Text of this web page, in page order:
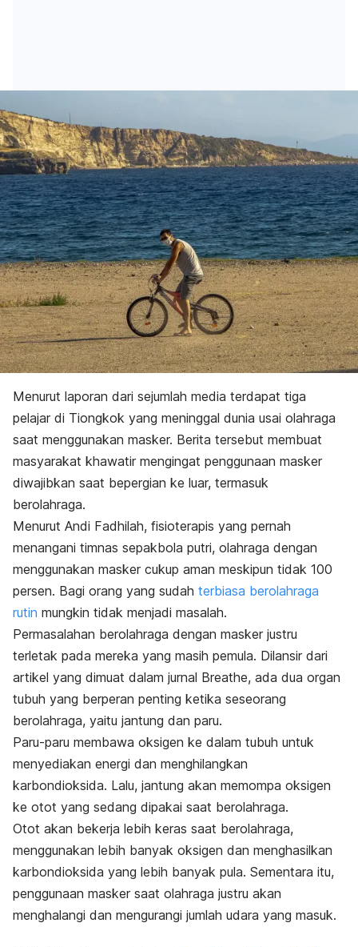
Menurut laporan dari sejumlah media terdapat tiga
pelajar di Tiongkok yang meninggal dunia usai olahraga
saat menggunakan masker. Berita tersebut membuat
masyarakat khawatir mengingat penggunaan masker
diwajibkan saat bepergian ke luar, termasuk
berolahraga.
Menurut Andi Fadhilah, fisioterapis yang pernah
menangani timnas sepakbola putri, olahraga dengan
menggunakan masker cukup aman meskipun tidak 100
persen. Bagi orang yang sudah terbiasa berolahraga
rutin mungkin tidak menjadi masalah.
Permasalahan berolahraga dengan masker justru
terletak pada mereka yang masih pemula. Dilansir dari
artikel yang dimuat dalam jurnal Breathe, ada dua organ
tubuh yang berperan penting ketika seseorang
berolahraga, yaitu jantung dan paru.
Paru-paru membawa oksigen ke dalam tubuh untuk
menyediakan energi dan menghilangkan
karbondioksida. Lalu, jantung akan memompa oksigen
ke otot yang sedang dipakai saat berolahraga.
Otot akan bekerja lebih keras saat berolahraga,
menggunakan lebih banyak oksigen dan menghasilkan
karbondioksida yang lebih banyak pula. Sementara itu,
penggunaan masker saat olahraga justru akan
menghalangi dan mengurangi jumlah udara yang masuk.